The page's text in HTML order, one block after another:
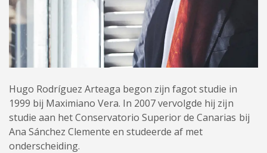
Hugo Rodríguez Arteaga begon zijn fagot studie in
1999 bij Maximiano Vera. In 2007 vervolgde hij zijn
studie aan het Conservatorio Superior de Canarias bij
Ana Sánchez Clemente en studeerde af met
onderscheiding.